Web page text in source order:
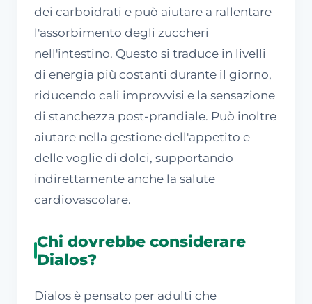
dei carboidrati e può aiutare a rallentare
l'assorbimento degli zuccheri
nell'intestino. Questo si traduce in livelli
di energia più costanti durante il giorno,
riducendo cali improvvisi e la sensazione
di stanchezza post-prandiale. Può inoltre
aiutare nella gestione dell'appetito e
delle voglie di dolci, supportando
indirettamente anche la salute
cardiovascolare.
Chi dovrebbe considerare
Dialos?
Dialos è pensato per adulti che